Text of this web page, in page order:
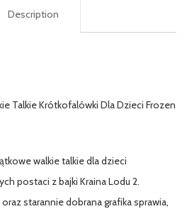
Description
Talkie Krótkofalówki Dla Dzieci Frozen
walkie talkie dla dzieci
postaci z bajki Kraina Lodu 2.
starannie dobrana grafika sprawia,